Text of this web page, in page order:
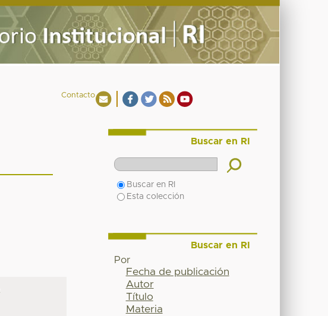
Contacto
Buscar en RI
Buscar en RI
Esta colección
Buscar en RI
Por
Fecha de publicación
Autor
Título
Materia